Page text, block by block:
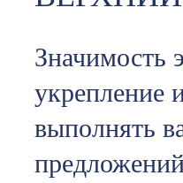
Значимость
укрепление
выполнять